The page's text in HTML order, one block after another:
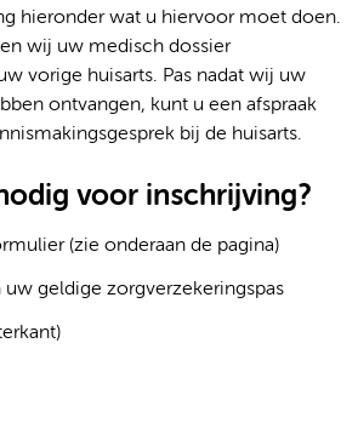
hieronder wat u hiervoor moet doen.
wij uw medisch dossier
vorige huisarts. Pas nadat wij uw
ontvangen, kunt u een afspraak
bij de huisarts.
voor inschrijving?
(zie onderaan de pagina)
uw geldige zorgverzekeringspas